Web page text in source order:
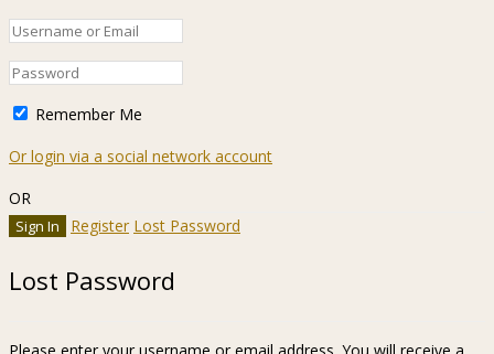
Remember Me
Or login via a social network account
OR
Register Lost Password
Lost Password
Please enter your username or email address. You will receive a